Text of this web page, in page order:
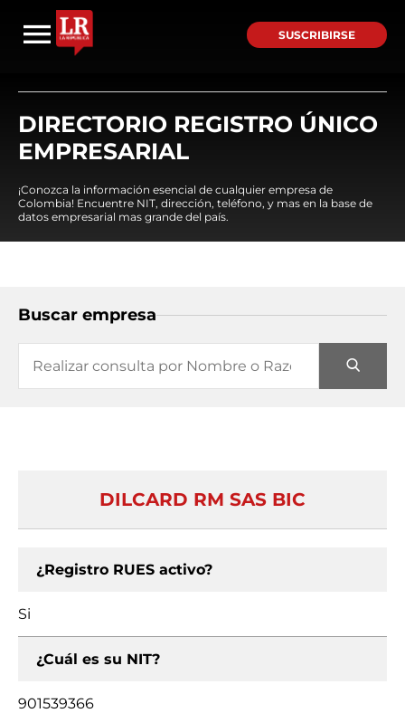
SUSCRIBIRSE
DIRECTORIO REGISTRO ÚNICO
EMPRESARIAL
¡Conozca la información esencial de cualquier empresa de
Colombia! Encuentre NIT, dirección, teléfono, y mas en la base de
datos empresarial mas grande del país.
Buscar empresa
DILCARD RM SAS BIC
¿Registro RUES activo?
Si
¿Cuál es su NIT?
901539366